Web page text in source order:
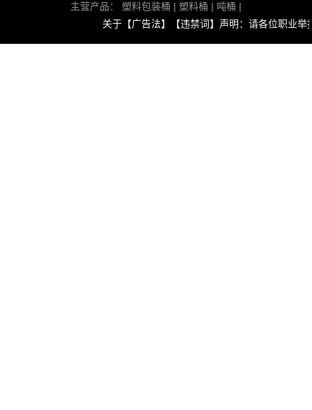
主营产品： 塑料包装桶 | 塑料桶 | 吨桶 |
关于【广告法】【违禁词】声明：请各位职业举